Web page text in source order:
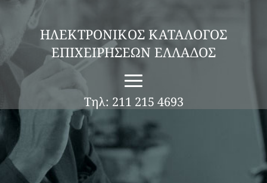
ΗΛΕΚΤΡΟΝΙΚΟΣ ΚΑΤΑΛΟΓΟΣ
ΕΠΙΧΕΙΡΗΣΕΩΝ ΕΛΛΑΔΟΣ
Τηλ: 211 215 4693